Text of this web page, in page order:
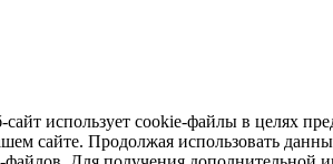
использует cookie-файлы в целях
сайте. Продолжая использовать